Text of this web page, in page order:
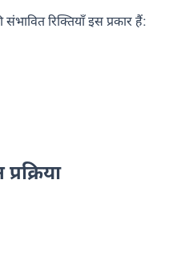
रिक्तियाँ इस प्रकार हैं: